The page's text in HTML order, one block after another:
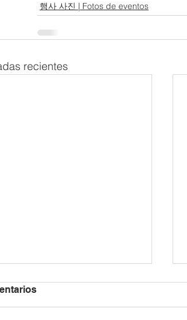
행사 사진 | Fotos de eventos
recientes